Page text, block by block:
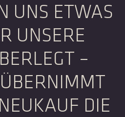
UNS ETWAS
UNSERE
–
DIE